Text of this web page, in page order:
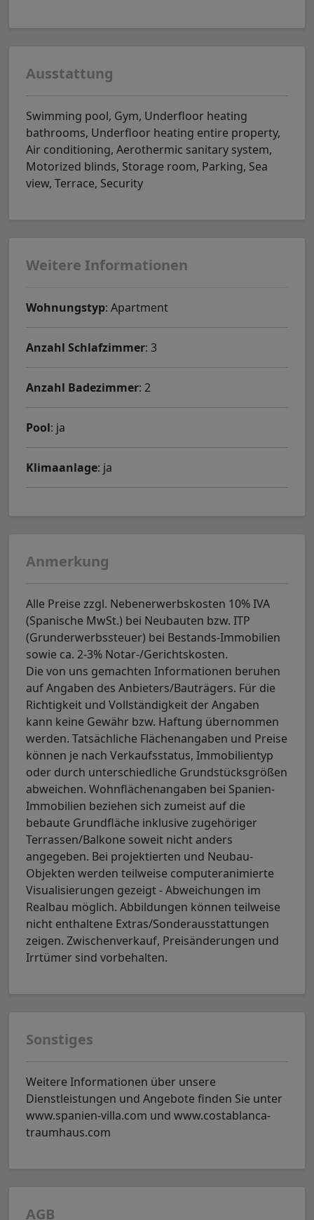
Ausstattung
Swimming pool, Gym, Underfloor heating
bathrooms, Underfloor heating entire property,
Air conditioning, Aerothermic sanitary system,
Motorized blinds, Storage room, Parking, Sea
view, Terrace, Security
Weitere Informationen
Wohnungstyp: Apartment
Anzahl Schlafzimmer: 3
Anzahl Badezimmer: 2
Pool: ja
Klimaanlage: ja
Anmerkung
Alle Preise zzgl. Nebenerwerbskosten 10% IVA
(Spanische MwSt.) bei Neubauten bzw. ITP
(Grunderwerbssteuer) bei Bestands-Immobilien
sowie ca. 2-3% Notar-/Gerichtskosten.
Die von uns gemachten Informationen beruhen
auf Angaben des Anbieters/Bauträgers. Für die
Richtigkeit und Vollständigkeit der Angaben
kann keine Gewähr bzw. Haftung übernommen
werden. Tatsächliche Flächenangaben und Preise
können je nach Verkaufsstatus, Immobilientyp
oder durch unterschiedliche Grundstücksgrößen
abweichen. Wohnflächenangaben bei Spanien-
Immobilien beziehen sich zumeist auf die
bebaute Grundfläche inklusive zugehöriger
Terrassen/Balkone soweit nicht anders
angegeben. Bei projektierten und Neubau-
Objekten werden teilweise computeranimierte
Visualisierungen gezeigt - Abweichungen im
Realbau möglich. Abbildungen können teilweise
nicht enthaltene Extras/Sonderausstattungen
zeigen. Zwischenverkauf, Preisänderungen und
Irrtümer sind vorbehalten.
Sonstiges
Weitere Informationen über unsere
Dienstleistungen und Angebote finden Sie unter
www.spanien-villa.com und www.costablanca-
traumhaus.com
AGB